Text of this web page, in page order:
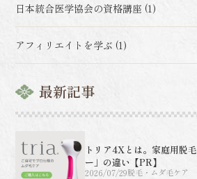
日本統合医学協会の資格講座 (1)
アフィリエイトを学ぶ (1)
最新記事
トリア4Xとは。家庭用脱
ー」の違い【PR】
2026/07/29脱毛・ムダ毛ケア